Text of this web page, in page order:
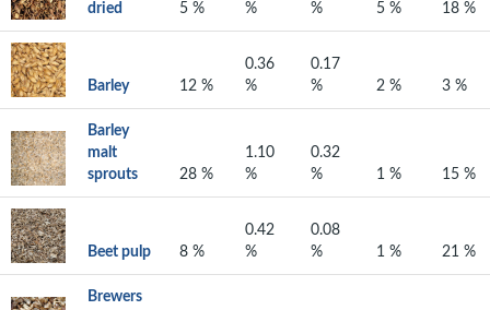
dried
5 %
%
%
5 % 18 %
Barley 12 %
0.36
%
0.17
%
2 % 3 %
Barley
malt
sprouts
28 %
1.10
%
0.32
%
1 % 15 %
Beet pulp 8 %
0.42
%
0.08
%
1 % 21 %
Brewers